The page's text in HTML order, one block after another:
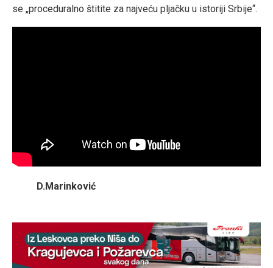
se „proceduralno štitite za najveću pljačku u istoriji Srbije“.
D.Marinković